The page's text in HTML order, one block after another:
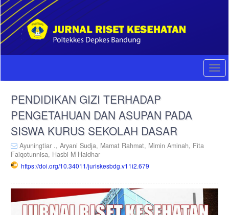
Quick
jump
to
page
content
Main
Sidebar
PENDIDIKAN GIZI TERHADAP
PENGETAHUAN DAN ASUPAN PADA
SISWA KURUS SEKOLAH DASAR
Ayuningtiar ., Aryani Sudja, Mamat Rahmat, Mimin Aminah, Fita
Faiqotunnisa, Hasbi M Haidhar
https://doi.org/10.34011/juriskesbdg.v11i2.679
Article
Sidebar